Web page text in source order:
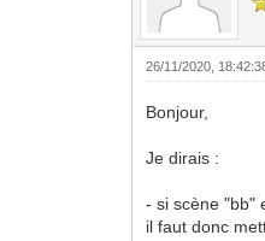
26/11/2020,
Bonjour,
Je dirais :
- si scène "bb"
il faut donc